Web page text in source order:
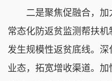
二是聚焦促融合，加
常态化防返贫监测帮扶
发生规模性返贫底线。
业态，拓宽增收渠道。